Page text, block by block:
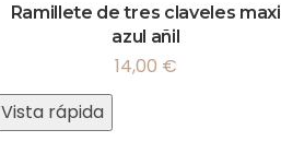
Ramillete de tres claveles maxi
azul añil
14,00 €
Vista rápida